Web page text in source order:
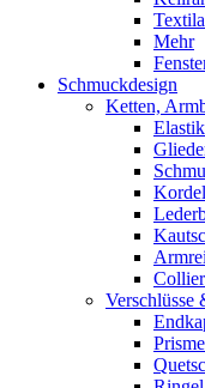
Mehr
Schmuckdesign
Ketten,
Verschlüsse